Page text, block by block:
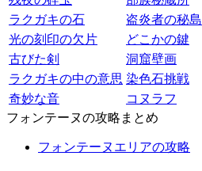
ラクガキの石
盗炎者の秘島
光の刻印の欠片
どこかの鍵
古びた剣
洞窟壁画
ラクガキの中の意思 染色石挑戦
奇妙な音
コヌラフ
フォンテーヌの攻略まとめ
フォンテーヌエリアの攻略